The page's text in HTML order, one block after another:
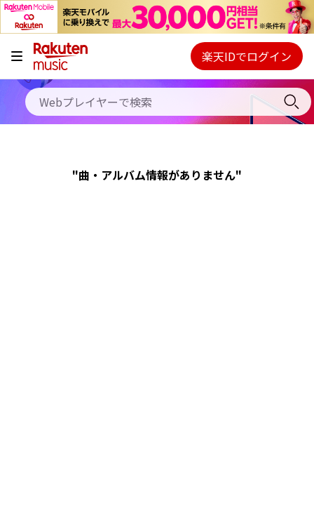
キャンペーン
料金プラン
使い方
初回30日間無料お試し
Webプレイヤー
ご契約内容の確認・変更
楽天IDでログイン
"曲・アルバム情報がありません"